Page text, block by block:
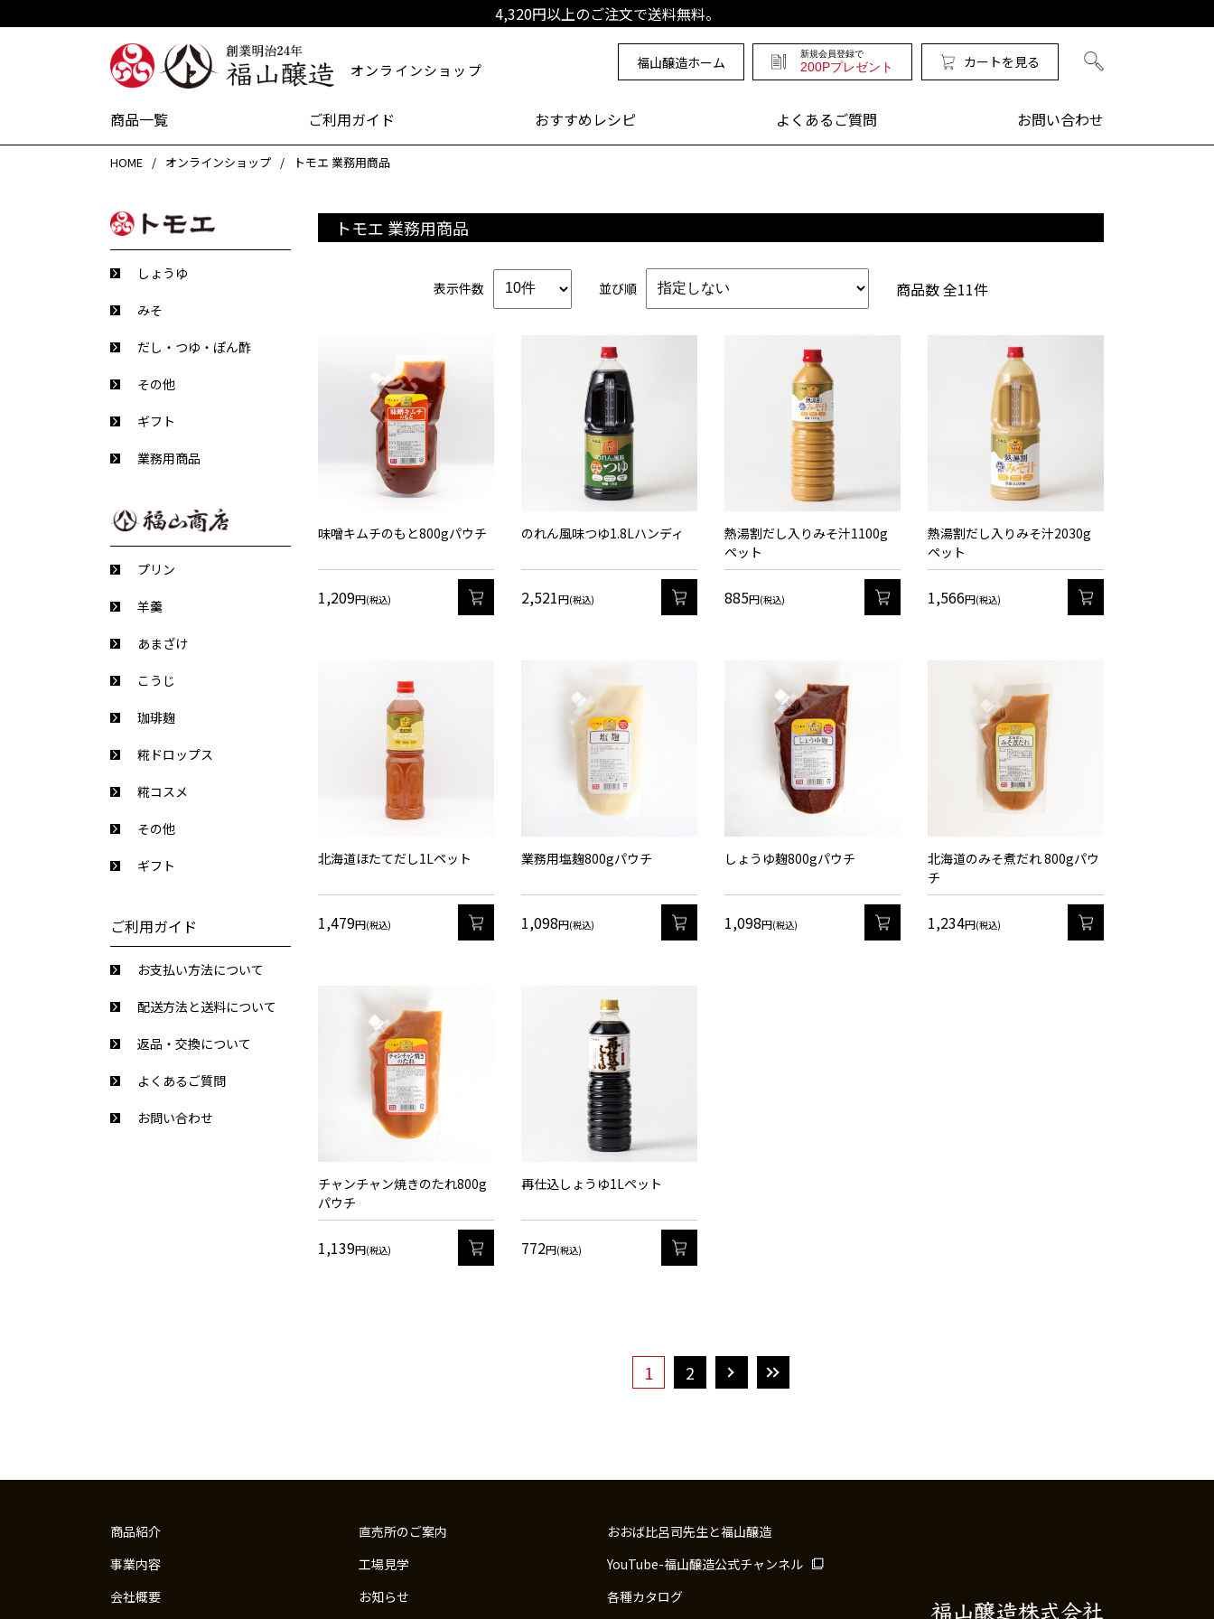
4,320円以上のご注文で送料無料。
オンラインショップ 福山醸造ホーム 新規会員登録で
200Pプレゼント カートを見る
商品一覧 ご利用ガイド おすすめレシピ よくあるご質問 お問い合わせ
HOME オンラインショップ トモエ 業務用商品
しょうゆ
みそ
だし・つゆ・ぽん酢
その他
ギフト
業務用商品
プリン
羊羹
あまざけ
こうじ
珈琲麹
糀ドロップス
糀コスメ
その他
ギフト
ご利用ガイド
お支払い方法について
配送方法と送料について
返品・交換について
よくあるご質問
お問い合わせ
トモエ 業務用商品
表示件数 並び順 商品数 全11件
味噌キムチのもと800gパウチ
1,209円(税込) カート
のれん風味つゆ1.8Lハンディ
2,521円(税込) カート
熱湯割だし入りみそ汁1100g
ペット
885円(税込) カート
熱湯割だし入りみそ汁2030g
ペット
1,566円(税込)
北海道ほたてだし1Lペット
1,479円(税込) カート
業務用塩麹800gパウチ
1,098円(税込) カート
しょうゆ麹800gパウチ
1,098円(税込) カート
北海道のみそ煮だれ 800gパウ
チ
1,234円(税込)
チャンチャン焼きのたれ800g
パウチ
1,139円(税込) カート
再仕込しょうゆ1Lペット
772円(税込)
1 2
商品紹介
事業内容
会社概要
直売所のご案内
工場見学
お知らせ
おおば比呂司先生と福山醸造
YouTube-福山醸造公式チャンネル
各種カタログ